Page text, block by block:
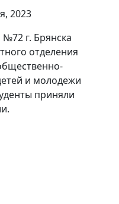
2023
г. Брянска
отделения
и молодежи
приняли